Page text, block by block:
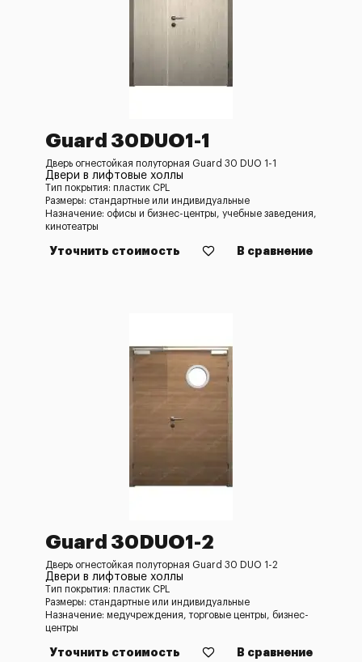
Guard 30DUO1-1
Дверь огнестойкая полуторная Guard 30 DUO 1-1
Двери в лифтовые холлы
Тип покрытия: пластик CPL
Размеры: стандартные или индивидуальные
Назначение: офисы и бизнес-центры, учебные заведения,
кинотеатры
Уточнить стоимость В сравнение
Guard 30DUO1-2
Дверь огнестойкая полуторная Guard 30 DUO 1-2
Двери в лифтовые холлы
Тип покрытия: пластик CPL
Размеры: стандартные или индивидуальные
Назначение: медучреждения, торговые центры, бизнес-
центры
Уточнить стоимость В сравнение